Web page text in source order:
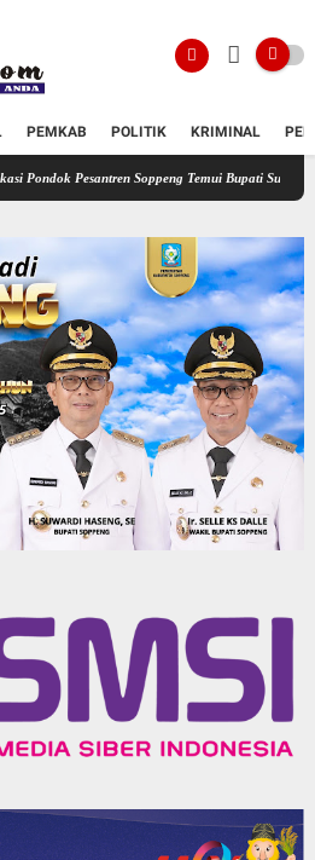
PEMKAB POLITIK KRIMINAL
Soppeng Temui Bupati Suwardi Haseng